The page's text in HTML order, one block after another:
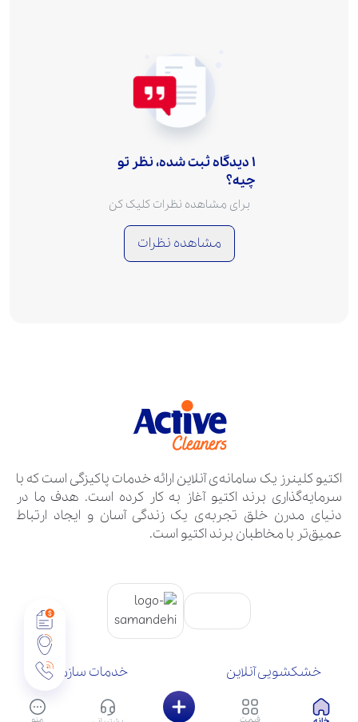
1 دیدگاه ثبت شده، نظر تو
چیه؟
برای مشاهده نظرات کلیک کن
مشاهده نظرات
اکتیو کلینرز یک سامانه‌ی آنلاین ارائه خدمات پاکیزگی است که با
سرمایه‌گذاری برند اکتیو آغاز به کار کرده است. هدف ما در
دنیای مدرن خلق تجربه‌ی یک زندگی آسان و ایجاد ارتباط
عمیق‌تر با مخاطبان برند اکتیو است.
خشکشویی آنلاین
درباره ما
خدمات سازمانی
شرایط و قوانین